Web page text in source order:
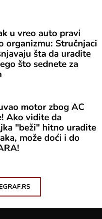
u vreo auto pravi
organizmu: Stručnjaci
šta da uradite
što sednete za
motor zbog AC
Ako vidite da
"beži" hitno uradite
može doći i do